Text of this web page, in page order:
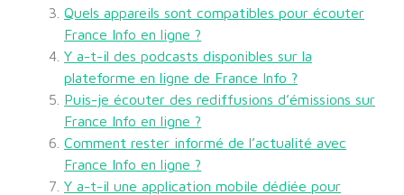
Quels appareils sont compatibles pour écouter
France Info en ligne ?
Y a-t-il des podcasts disponibles sur la
plateforme en ligne de France Info ?
Puis-je écouter des rediffusions d’émissions sur
France Info en ligne ?
Comment rester informé de l’actualité avec
France Info en ligne ?
Y a-t-il une application mobile dédiée pour